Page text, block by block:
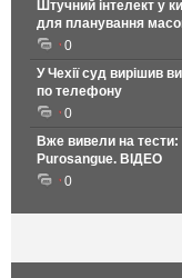
Штучний інтелект у
для планування
0
У Чехії суд вирішив
по телефону
0
Вже вивели на
Purosangue. ВІДЕО
0